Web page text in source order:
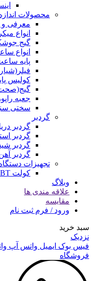
محصولات
معرفی و
انواع
گیج
انواع
پایه
کولیس
جعبه
سختی
گردبر
گردبر
گردبر
گردبر
گردبر
تجهیزات
کولت BT
وبلاگ
علاقه مندی ها
مقایسه
ورود / فرم ثبت نام
سبد خرید
نزدیک
فیس بوک ایمیل واتس آپ
فروشگاه